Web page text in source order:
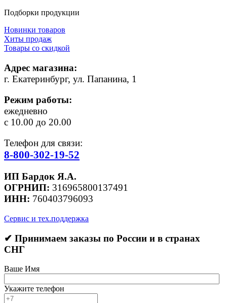
Подборки продукции
Новинки товаров
Хиты продаж
Товары со скидкой
Адрес магазина:
г. Екатеринбург, ул. Папанина, 1
Режим работы:
ежедневно
с 10.00 до 20.00
Телефон для связи:
8-800-302-19-52
ИП Бардок Я.А.
ОГРНИП: 316965800137491
ИНН: 760403796093
Сервис и тех.поддержка
✔ Принимаем заказы по России и в странах
СНГ
Ваше Имя
Укажите телефон